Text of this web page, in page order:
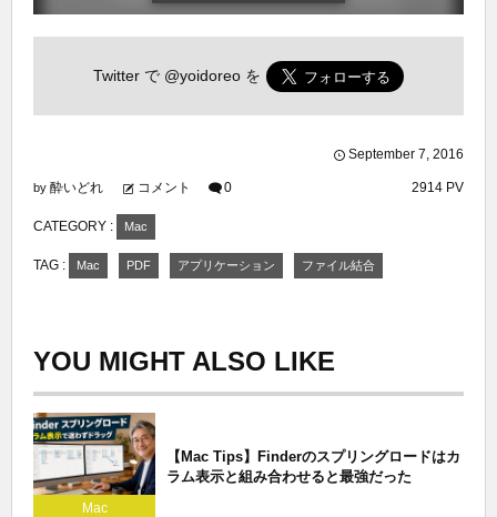
Twitter で @yoidoreo を
September 7, 2016
by 酔いどれ コメント 0 2914 PV
CATEGORY : Mac
TAG : Mac PDF アプリケーション ファイル結合
YOU MIGHT ALSO LIKE
Mac
【Mac Tips】Finderのスプリングロードはカ
ラム表示と組み合わせると最強だった